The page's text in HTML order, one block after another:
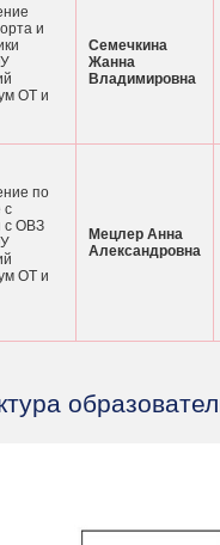
и
ОТ и
Семечкина
Жанна
Владимировна
по
с
с ОВЗ
ОТ и
Мецлер Анна
Александровна